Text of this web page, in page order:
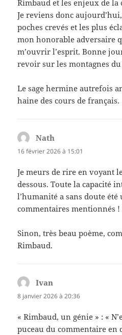
Rimbaud et les enjeux de
Je reviens donc
poches crevés et les plus
mon honorable adversaire
m’ouvrir l’esprit. Bonne
revoir sur les montagnes du
Le sage hermine autrefois
haine des cours de français.
Nath
16 février 2026 à 15:01
Je meurs de rire en voyant
dessous. Toute la capacité
l’humanité a sans doute
commentaires mentionnés !
Sinon, très beau poème,
Rimbaud.
Ivan
8 janvier 2026 à 20:36
« Rimbaud, un génie » : «
puceau du commentaire en